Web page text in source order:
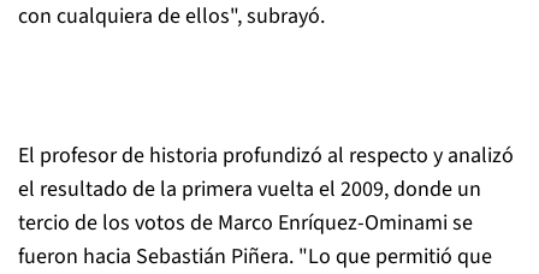
con cualquiera de ellos", subrayó.
El profesor de historia profundizó al respecto y analizó
el resultado de la primera vuelta el 2009, donde un
tercio de los votos de Marco Enríquez-Ominami se
fueron hacia Sebastián Piñera. "Lo que permitió que